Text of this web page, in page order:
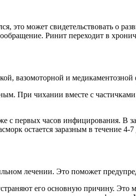
это может свидетельствовать о
Ринит переходит в
вазомоторной и
При чихании вместе с
первых часов инфицирования. В
остается заразным в течение 4-7
лечении. Это поможет
его основную причину.